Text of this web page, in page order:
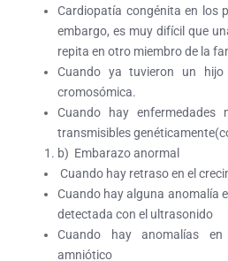
Cardiopatía congénita en los
embargo, es muy difícil que
repita en otro miembro de la
Cuando ya tuvieron un
cromosómica.
Cuando hay enfermedades
transmisibles
b) Embarazo anormal
Cuando hay retraso en el
Cuando hay alguna anomalía
detectada con el ultrasonido
Cuando hay anomalías
amniótico